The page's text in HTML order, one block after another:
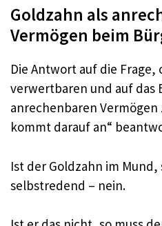
Goldzahn als
Vermögen beim
Die Antwort auf die Frage,
verwertbaren und auf das
anrechenbaren
kommt darauf an“
Ist der Goldzahn im
selbstredend – nein.